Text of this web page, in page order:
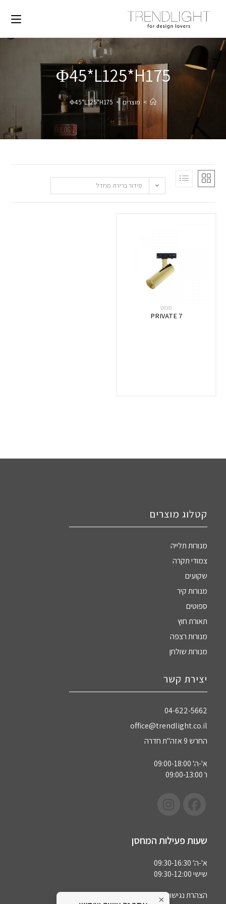
Φ45*L125*H175
> מוצרים >
Φ45*L125*H175
סידור ברירת מחדל
ספוט
PRIVATE 7
קטלוג מוצרים
מנורות תלייה
צמודי תקרה
שקועים
מנורות קיר
ספוטים
תאורת חוץ
מנורות רצפה
מנורות שולחן
יצירת קשר
04-622-5662‏
office@trendlight.co.il
החרש 9 אזה"ת חדרה
א'-ה' 09:00-18:00
ו' 09:00-13:00
שעות פעילות המחסן
א'-ה' 09:30-16:30
שישי 09:30-12:00
הצהרת נגישות×